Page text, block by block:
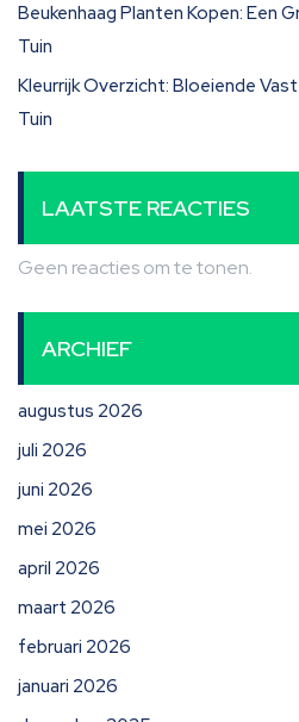
Beukenhaag Planten Kopen: Een
Tuin
Kleurrijk Overzicht: Bloeiende
Tuin
LAATSTE REACTIES
Geen reacties om te tonen.
ARCHIEF
augustus 2026
juli 2026
juni 2026
mei 2026
april 2026
maart 2026
februari 2026
januari 2026